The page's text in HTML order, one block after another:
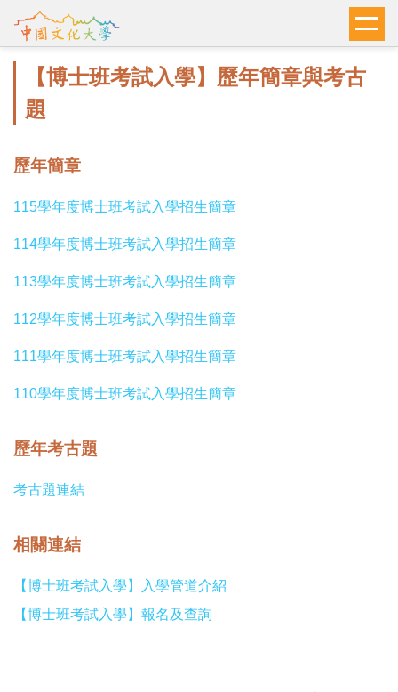
到
【博士班考試入學】歷年簡章與考古
題
歷年簡章
115學年度博士班考試入學招生簡章
114學年度博士班考試入學招生簡章
113學年度博士班考試入學招生簡章
112學年度博士班考試入學招生簡章
111學年度博士班考試入學招生簡章
110學年度博士班考試入學招生簡章
歷年考古題
考古題連結
相關連結
【博士班考試入學】入學管道介紹
【博士班考試入學】報名及查詢